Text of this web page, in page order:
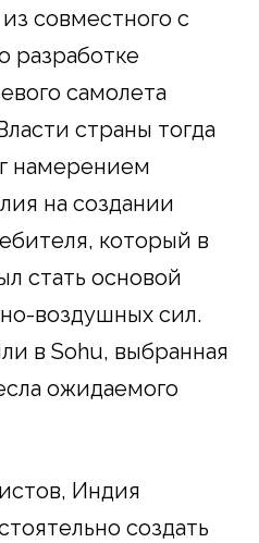
совместного с
разработке
самолета
страны тогда
намерением
на создании
который в
стать основой
воздушных сил.
в Sohu, выбранная
ожидаемого
Индия
создать